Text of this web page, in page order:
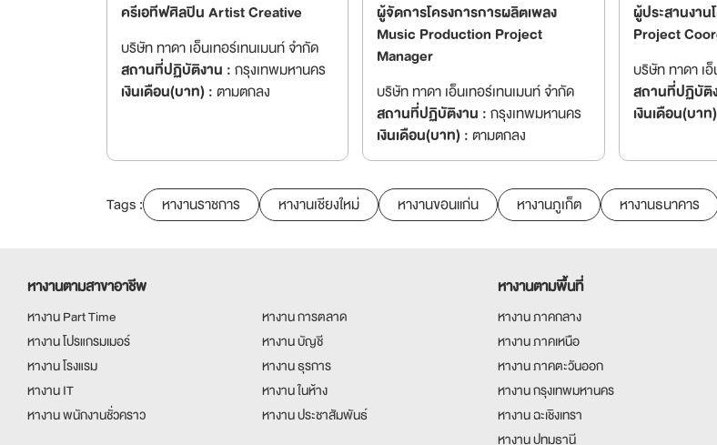
ครีเอทีฟศิลปิน Artist Creative
บริษัท ทาดา เอ็นเทอร์เทนเมนท์ จำกัด
สถานที่ปฏิบัติงาน :กรุงเทพมหานคร
เงินเดือน(บาท) :ตามตกลง
ผู้จัดการโครงการการผลิตเพลง
Music Production Project
Manager
บริษัท ทาดา เอ็นเทอร์เทนเมนท์ จำกัด
สถานที่ปฏิบัติงาน :กรุงเทพมหานคร
เงินเดือน(บาท) :ตามตกลง
ผู้ประสานงา
Project
บริษัท ทาดา เ
สถานที่ปฏิบัติ
เงินเดือน(บาท
Tags : หางานราชการ หางานเชียงใหม่ หางานขอนแก่น หางานภูเก็ต หางานธนาคาร
หางานตามสาขาอาชีพ
หางาน Part Time
หางาน การตลาด
หางาน โปรแกรมเมอร์
หางาน บัญชี
หางาน โรงแรม
หางาน ธุรการ
หางาน IT
หางาน ในห้าง
หางาน พนักงานชั่วคราว
หางาน ประชาสัมพันธ์
หางานตามพื้นที่
หางาน ภาคกลาง
หางาน ภาคเหนือ
หางาน ภาคตะวันออก
หางาน กรุงเทพมหานคร
หางาน ฉะเชิงเทรา
หางาน ปทุมธานี